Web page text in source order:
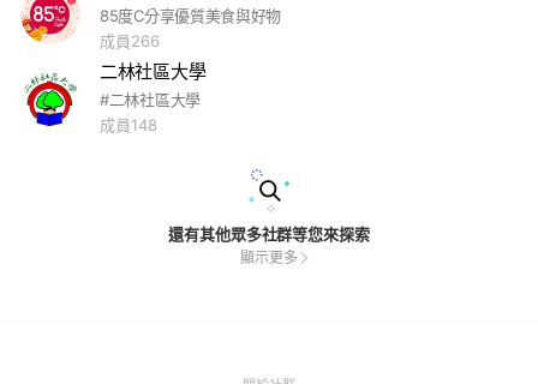
85度C分享優質美食與好物
成員266
二林社區大學
#二林社區大學
成員148
還有其他眾多社群等您來探索
顯示更多